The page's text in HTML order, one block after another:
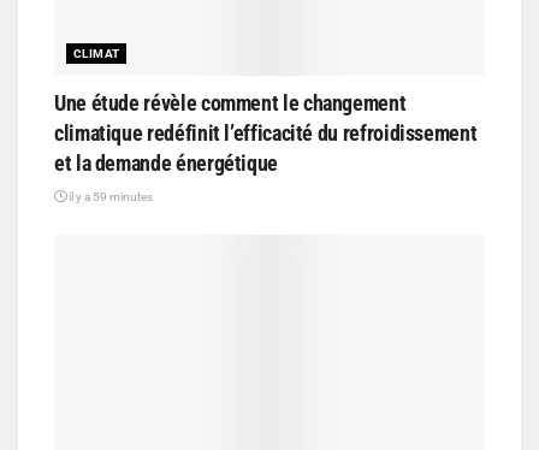
CLIMAT
Une étude révèle comment le changement
climatique redéfinit l’efficacité du refroidissement
et la demande énergétique
il y a 59 minutes